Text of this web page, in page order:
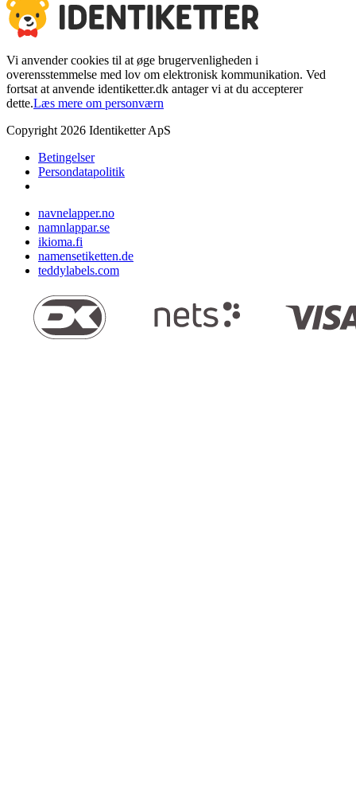
Vi anvender cookies til at øge brugervenligheden i
overensstemmelse med lov om elektronisk kommunikation. Ved
fortsat at anvende identiketter.dk antager vi at du accepterer
dette.Læs mere om personværn
Copyright 2026 Identiketter ApS
Betingelser
Persondatapolitik
navnelapper.no
namnlappar.se
ikioma.fi
namensetiketten.de
teddylabels.com